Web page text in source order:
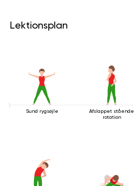
Lektionsplan
Sund rygsøjle
Afslappet stående
rotation